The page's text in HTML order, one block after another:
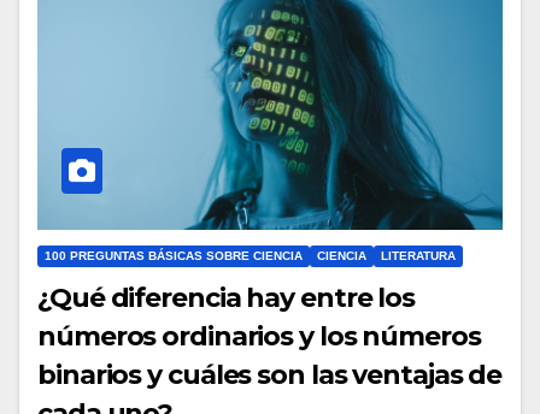
100 PREGUNTAS BÁSICAS SOBRE CIENCIA CIENCIA LITERATURA
¿Qué diferencia hay entre los
números ordinarios y los números
binarios y cuáles son las ventajas de